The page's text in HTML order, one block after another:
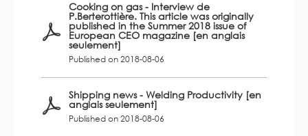
Cooking on gas - Interview de
P.Berterottière. This article was originally
published in the Summer 2018 issue of
European CEO magazine [en anglais
seulement]
Published on 2018-08-06
Shipping news - Welding Productivity [en
anglais seulement]
Published on 2018-08-06